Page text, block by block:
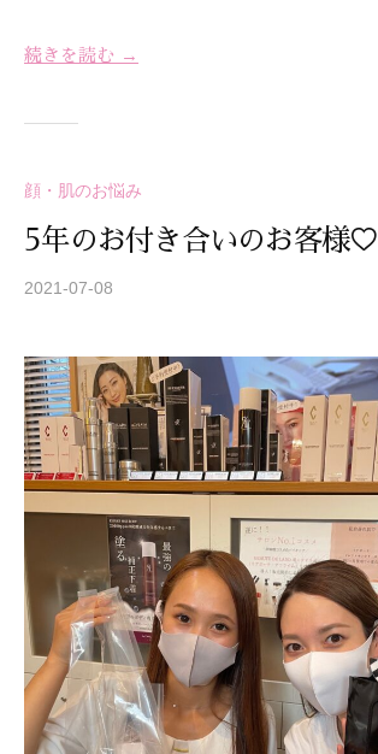
続きを読む →
顔・肌のお悩み
5年のお付き合いのお客様♡
2021-07-08
T
R
E
A
Z
Z
C
R
E